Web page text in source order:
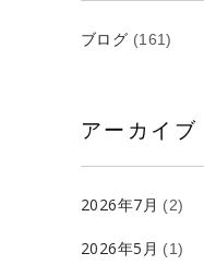
ブログ (161)
アーカイブ
2026年7月 (2)
2026年5月 (1)